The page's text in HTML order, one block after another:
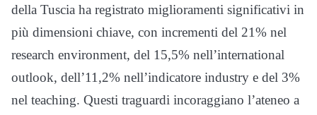
della Tuscia ha registrato miglioramenti significativi in
più dimensioni chiave, con incrementi del 21% nel
research environment, del 15,5% nell’international
outlook, dell’11,2% nell’indicatore industry e del 3%
nel teaching. Questi traguardi incoraggiano l’ateneo a